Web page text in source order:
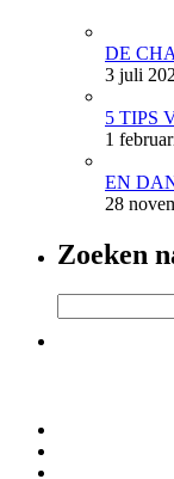
DE
3 juli
5 TIPS
1
EN
28
Zoeken
naar: